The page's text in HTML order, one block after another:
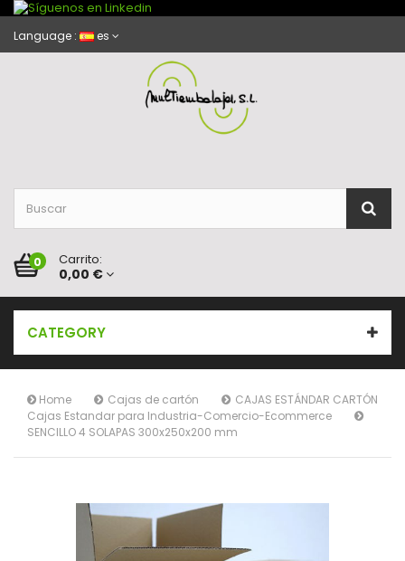
Language : es
0 Carrito:
0,00 €
CATEGORY
Home
Cajas de cartón
Cajas Estandar para Industria-Comercio-Ecommerce
CAJAS ESTÁNDAR CARTÓN
SENCILLO 4 SOLAPAS 300x250x200 mm